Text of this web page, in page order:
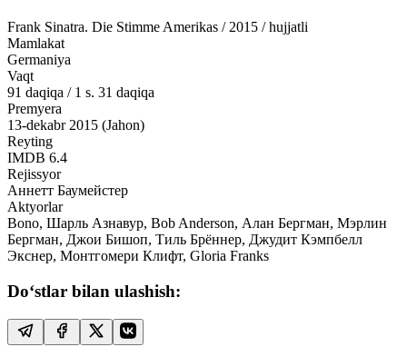
Frank Sinatra. Die Stimme Amerikas / 2015 / hujjatli
Mamlakat
Germaniya
Vaqt
91 daqiqa / 1 s. 31 daqiqa
Premyera
13-dekabr 2015 (Jahon)
Reyting
IMDB 6.4
Rejissyor
Аннетт Баумейстер
Aktyorlar
Bono, Шарль Азнавур, Bob Anderson, Алан Бергман, Мэрлин
Бергман, Джои Бишоп, Тиль Брённер, Джудит Кэмпбелл
Экснер, Монтгомери Клифт, Gloria Franks
Do‘stlar bilan ulashish: